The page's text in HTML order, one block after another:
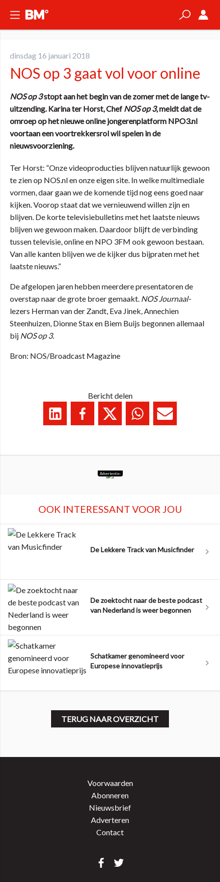
dinsdag 16 januari 2018
NOS op 3 gaat vol voor online
NOS op 3stopt aan het begin van de zomer met de lange tv-
uitzending. Karina ter Horst, Chef NOS op 3, meldt dat de
omroep op het nieuwe online jongerenplatform NPO3.nl
voortaan een voortrekkersrol wil spelen in de
nieuwsvoorziening.
Ter Horst: “Onze videoproducties blijven natuurlijk gewoon
te zien op NOS.nl en onze eigen site. In welke multimediale
vormen, daar gaan we de komende tijd nog eens goed naar
kijken. Voorop staat dat we vernieuwend willen zijn en
blijven. De korte televisiebulletins met het laatste nieuws
blijven we gewoon maken. Daardoor blijft de verbinding
tussen televisie, online en NPO 3FM ook gewoon bestaan.
Van alle kanten blijven we de kijker dus bijpraten met het
laatste nieuws.”
De afgelopen jaren hebben meerdere presentatoren de
overstap naar de grote broer gemaakt. NOS Journaal-
lezers Herman van der Zandt, Eva Jinek, Annechien
Steenhuizen, Dionne Stax en Biem Buijs begonnen allemaal
bij NOS op 3.
Bron: NOS/Broadcast Magazine
Bericht delen
Advertentie:
OOK INTERESSANT VOOR JOU
De Lekkere Track van Musicfinder
De zoektocht naar de beste podcast
van Nederland is weer begonnen
Schatkamer genomineerd voor
Europese innovatieprijs
TERUG NAAR OVERZICHT
Voorwaarden
Abonneren
Nieuwsbrief
Adverteren
Contact